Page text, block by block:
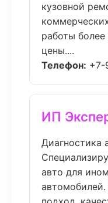
кузовной
работы более
цены....
Телефон: +7-
ИП
Диагностика
авто для